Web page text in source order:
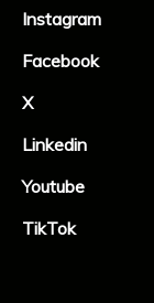
Instagram
Facebook
X
Linkedin
Youtube
TikTok